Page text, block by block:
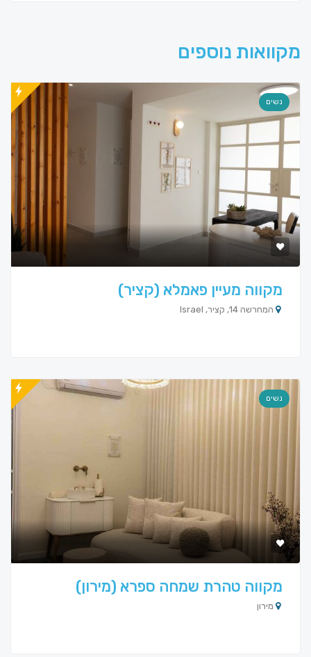
מקוואות נוספים
נשים
מקווה מעיין פאמלא (קציר)
המחרשה 14, קציר, Israel
נשים
מקווה טהרת שמחה ספרא (מירון)
מירון